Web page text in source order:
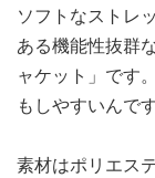
ソフトなストレ
ある機能性抜群
ャケット」です
もしやすいんです
素材はポリエス